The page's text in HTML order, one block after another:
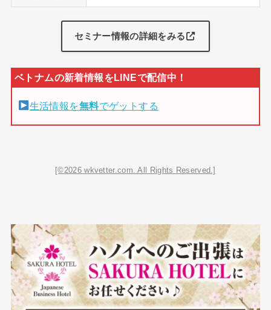
セミナー情報の詳細をみる
生活情報を無料でゲットする
[©2026 wkvetter.com. All Rights Reserved.]